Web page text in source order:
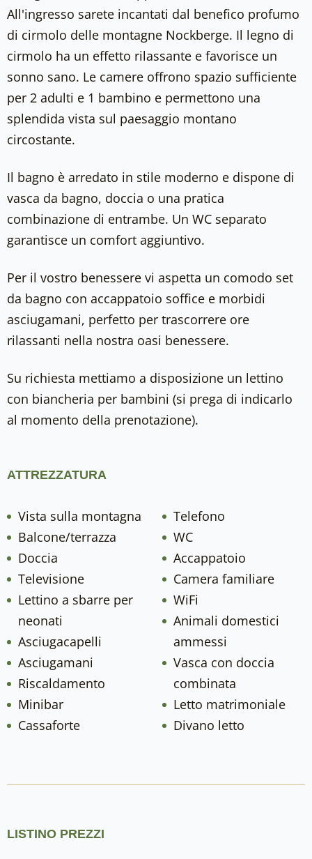
All'ingresso sarete incantati dal benefico profumo
di cirmolo delle montagne Nockberge. Il legno di
cirmolo ha un effetto rilassante e favorisce un
sonno sano. Le camere offrono spazio sufficiente
per 2 adulti e 1 bambino e permettono una
splendida vista sul paesaggio montano
circostante.
Il bagno è arredato in stile moderno e dispone di
vasca da bagno, doccia o una pratica
combinazione di entrambe. Un WC separato
garantisce un comfort aggiuntivo.
Per il vostro benessere vi aspetta un comodo set
da bagno con accappatoio soffice e morbidi
asciugamani, perfetto per trascorrere ore
rilassanti nella nostra oasi benessere.
Su richiesta mettiamo a disposizione un lettino
con biancheria per bambini (si prega di indicarlo
al momento della prenotazione).
ATTREZZATURA
Vista sulla montagna
Balcone/terrazza
Doccia
Televisione
Lettino a sbarre per
neonati
Asciugacapelli
Asciugamani
Riscaldamento
Minibar
Cassaforte
Telefono
WC
Accappatoio
Camera familiare
WiFi
Animali domestici
ammessi
Vasca con doccia
combinata
Letto matrimoniale
Divano letto
LISTINO PREZZI